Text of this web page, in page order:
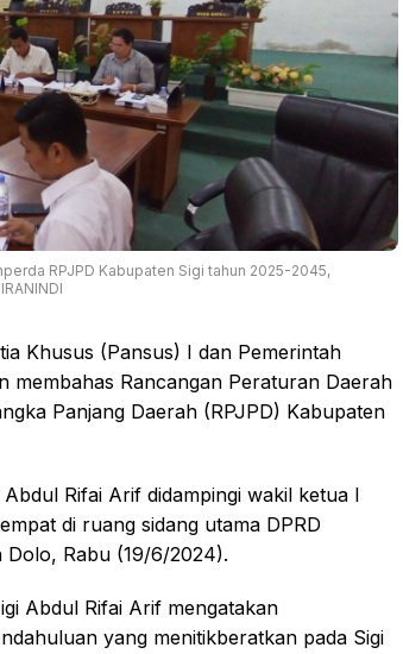
RPJPD Kabupaten Sigi tahun 2025-2045,
Khusus (Pansus) I dan Pemerintah
membahas Rancangan Peraturan Daerah
Panjang Daerah (RPJPD) Kabupaten
Rifai Arif didampingi wakil ketua I
di ruang sidang utama DPRD
Dolo, Rabu (19/6/2024).
Abdul Rifai Arif mengatakan
yang menitikberatkan pada Sigi